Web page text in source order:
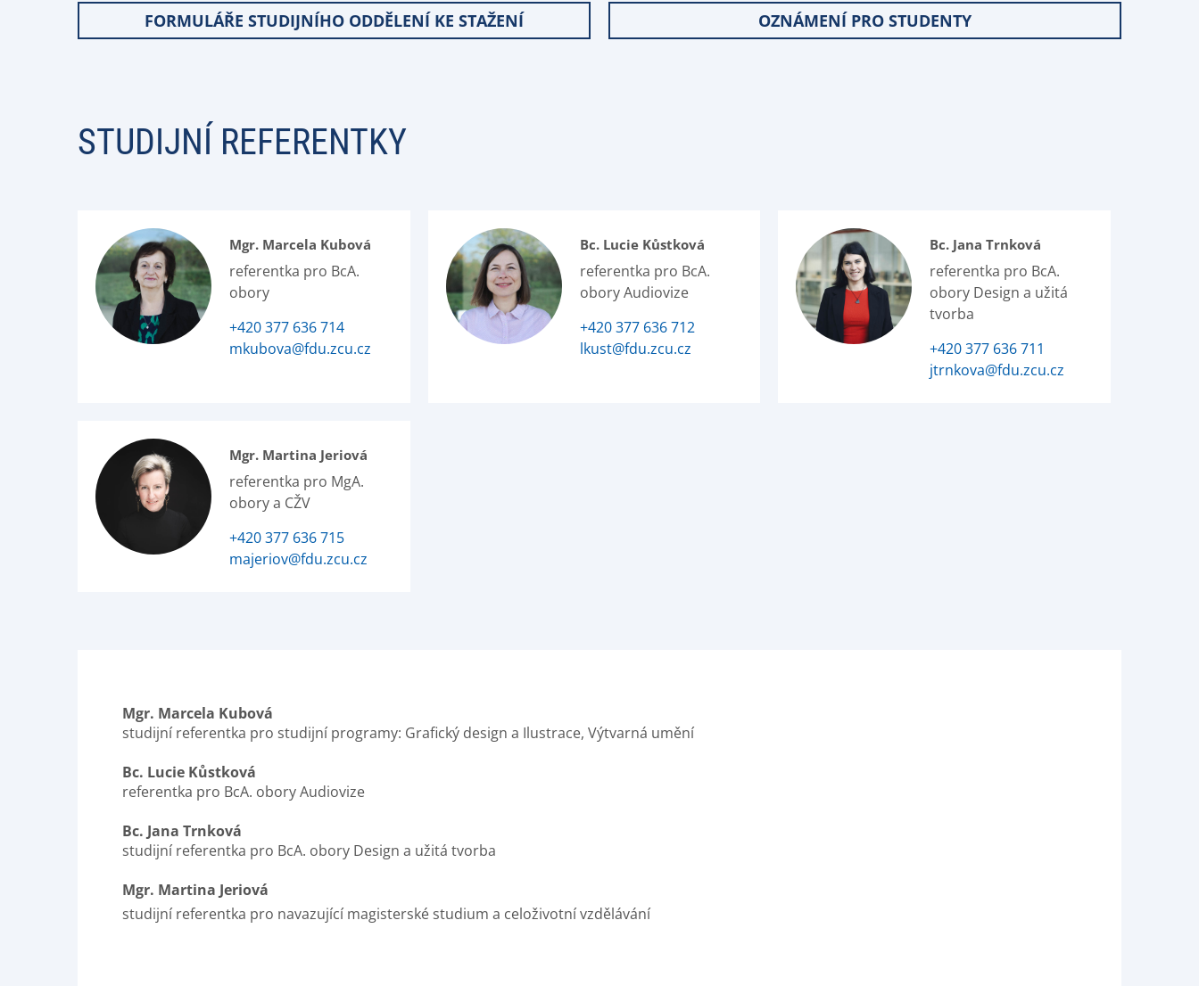
FORMULÁŘE STUDIJNÍHO ODDĚLENÍ KE STAŽENÍ OZNÁMENÍ PRO STUDENTY
STUDIJNÍ REFERENTKY
Mgr. Marcela Kubová
referentka pro BcA.
obory
+420 377 636 714
mkubova@fdu.zcu.cz
Bc. Lucie Kůstková
referentka pro BcA.
obory Audiovize
+420 377 636 712
lkust@fdu.zcu.cz
Bc. Jana Trnková
referentka pro BcA.
obory Design a užitá
tvorba
+420 377 636 711
jtrnkova@fdu.zcu.cz
Mgr. Martina Jeriová
referentka pro MgA.
obory a CŽV
+420 377 636 715
majeriov@fdu.zcu.cz
Mgr. Marcela Kubová
studijní referentka pro studijní programy: Grafický design a Ilustrace, Výtvarná umění
Bc. Lucie Kůstková
referentka pro BcA. obory Audiovize
Bc. Jana Trnková
studijní referentka pro BcA. obory Design a užitá tvorba
Mgr. Martina Jeriová
studijní referentka pro navazující magisterské studium a celoživotní vzdělávání